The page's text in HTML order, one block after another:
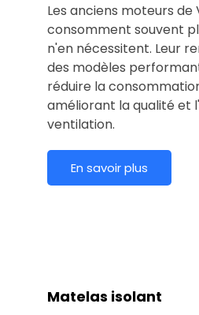
Les anciens moteurs de
consomment souvent
n'en nécessitent. Leur
des modèles
réduire la
améliorant la qualité et
ventilation.
En savoir plus
Matelas isolant